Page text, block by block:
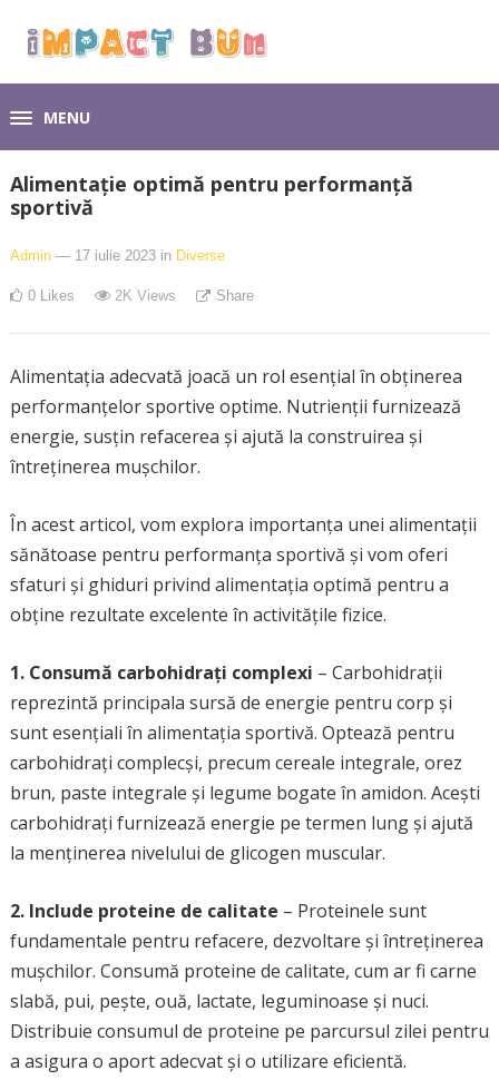
MENU
Alimentație optimă pentru performanță
sportivă
Admin — 17 iulie 2023 in Diverse
0 Likes 2K Views Share
Alimentația adecvată joacă un rol esențial în obținerea
performanțelor sportive optime. Nutrienții furnizează
energie, susțin refacerea și ajută la construirea și
întreținerea mușchilor.
În acest articol, vom explora importanța unei alimentații
sănătoase pentru performanța sportivă și vom oferi
sfaturi și ghiduri privind alimentația optimă pentru a
obține rezultate excelente în activitățile fizice.
1. Consumă carbohidrați complexi – Carbohidrații
reprezintă principala sursă de energie pentru corp și
sunt esențiali în alimentația sportivă. Optează pentru
carbohidrați complecși, precum cereale integrale, orez
brun, paste integrale și legume bogate în amidon. Acești
carbohidrați furnizează energie pe termen lung și ajută
la menținerea nivelului de glicogen muscular.
2. Include proteine de calitate – Proteinele sunt
fundamentale pentru refacere, dezvoltare și întreținerea
mușchilor. Consumă proteine de calitate, cum ar fi carne
slabă, pui, pește, ouă, lactate, leguminoase și nuci.
Distribuie consumul de proteine pe parcursul zilei pentru
a asigura o aport adecvat și o utilizare eficientă.